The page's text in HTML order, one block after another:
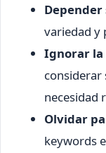
Depender
variedad y
Ignorar la
considerar
necesidad
Olvidar
keywords